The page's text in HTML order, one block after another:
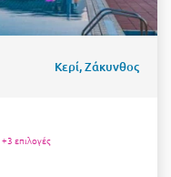
Κερί, Ζάκυνθος
+3 επιλογές